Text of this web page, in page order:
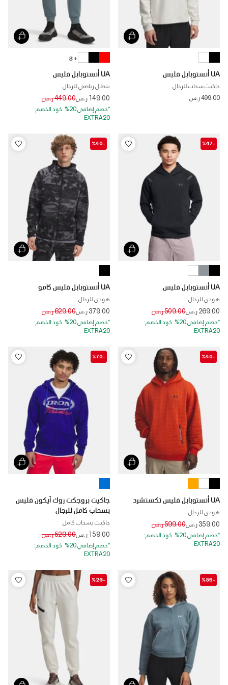
UA أنستوبابل فليس
جاكيت سحاب للرجال
499.00 ر.س
+ 8
UA أنستوبابل فليس
بنطال رياضي للرجال
149.00 ر.س Price reduced from
449.00 ر.س to
*خصم إضافي 20%. كود الخصم:
EXTRA20
-%47
UA أنستوبابل فليس
هودي للرجال
269.00 ر.س Price reduced from
509.00 ر.س to
*خصم إضافي 20%. كود الخصم:
EXTRA20
-%40
UA أنستوبابل فليس كامو
هودي للرجال
379.00 ر.س Price reduced from
629.00 ر.س to
*خصم إضافي 20%. كود الخصم:
EXTRA20
-%40
UA أنستوبابل فليس تكستشرد
هودي للرجال
359.00 ر.س Price reduced from
599.00 ر.س to
*خصم إضافي 20%. كود الخصم:
EXTRA20
-%70
جاكيت بروجكت روك آيكون فليس
بسحاب كامل للرجال
جاكيت بسحاب كامل
159.00 ر.س Price reduced from
529.00 ر.س to
*خصم إضافي 20%. كود الخصم:
EXTRA20
-%59
-%26